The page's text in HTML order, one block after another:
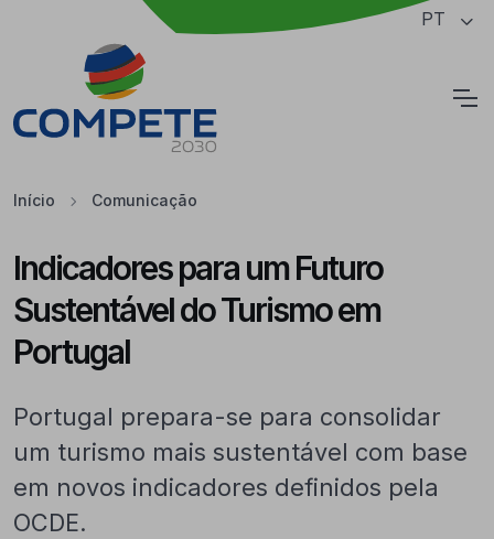
Saltar para o conteúdo principal da página PT
Início Comunicação
Indicadores para um Futuro
Sustentável do Turismo em
Portugal
Portugal prepara-se para consolidar
um turismo mais sustentável com base
em novos indicadores definidos pela
OCDE.